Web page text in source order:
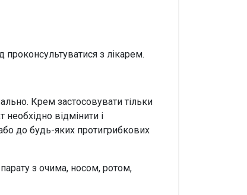
проконсультуватися з лікарем.
Крем застосовувати тільки
необхідно відмінити і
до будь-яких протигрибкових
з очима, носом, ротом,